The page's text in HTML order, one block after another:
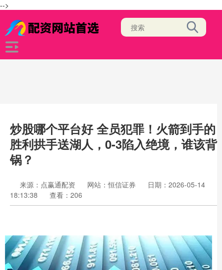
-->
炒股哪个平台好 全员犯罪！火箭到手的
胜利拱手送湖人，0-3陷入绝境，谁该背
锅？
来源：点赢通配资 网站：恒信证券
日期：2026-05-14
18:13:38
查看：206